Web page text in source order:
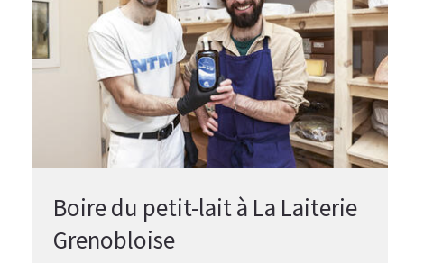
Boire du petit-lait à La Laiterie
Grenobloise